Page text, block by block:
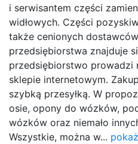
i serwisantem części
widłowych. Części
także cenionych
przedsiębiorstwa znajduje
przedsiębiorstwo prowadzi
sklepie internetowym.
szybką przesyłką. W
osie, opony do wózków,
wózków oraz niemało
Wszystkie, można w...